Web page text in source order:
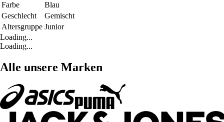
Farbe
Blau
Geschlecht
Gemischt
Altersgruppe Junior
Loading...
Loading...
Alle unsere Marken